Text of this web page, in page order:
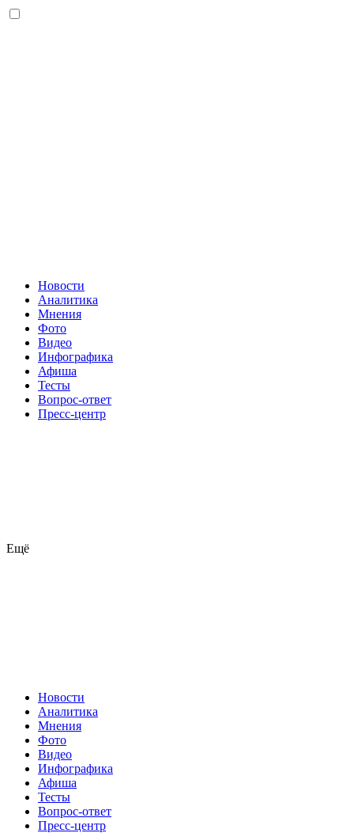
Новости
Аналитика
Мнения
Фото
Видео
Инфографика
Афиша
Тесты
Вопрос-ответ
Пресс-центр
Ещё
Новости
Аналитика
Мнения
Фото
Видео
Инфографика
Афиша
Тесты
Вопрос-ответ
Пресс-центр